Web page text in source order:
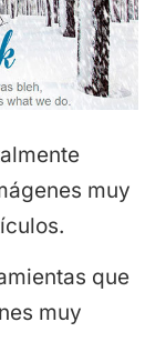
muy
que
muy